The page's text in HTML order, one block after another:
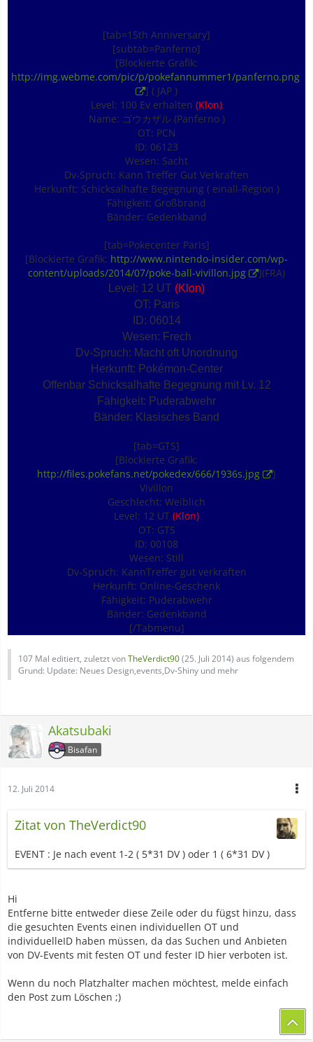
[tab=15th Anniversary]
[subtab=Panferno]
[Blockierte Grafik:
http://img.webme.com/pic/p/pokefannummer1/panferno.png
] ( JAP )
Level: 100 Ev erhalten (Klon)
Name: ゴウカザル (Panferno )
OT: PCN
ID: 06123
Wesen: Sacht
Dv-Spruch: Kann Treffer Gut Verkraften
Herkunft: Schicksalhafte Begegnung ( einall-Region )
Fähigkeit: Großbrand
Bänder: Gedenkband
[tab=Pokecenter Paris]
[Blockierte Grafik: http://www.nintendo-insider.com/wp-
content/uploads/2014/07/poke-ball-vivillon.jpg
](FRA)
Level: 12 UT (Klon)
OT: Paris
ID: 06014
Wesen: Frech
Dv-Spruch: Macht oft Unordnung
Herkunft: Pokémon-Center
Offenbar Schicksalhafte Begegnung mit Lv. 12
Fähigkeit: Puderabwehr
Bänder: Klasisches Band
[tab=GTS]
[Blockierte Grafik:
http://files.pokefans.net/pokedex/666/1936s.jpg
]
Vivillon
Geschlecht: Weiblich
Level: 12 UT (Klon)
OT: GTS
ID: 00108
Wesen: Still
Dv-Spruch: KannTreffer gut verkraften
Herkunft: Online-Geschenk
Fähigkeit: Puderabwehr
Bänder: Gedenkband
[/Tabmenu]
107 Mal editiert, zuletzt vonTheVerdict90(25. Juli 2014) aus folgendem
Grund: Update: Neues Design,events,Dv-Shiny und mehr
Akatsubaki
Bisafan
12. Juli 2014
Zitat von TheVerdict90
EVENT : Je nach event 1-2 ( 5*31 DV ) oder 1 ( 6*31 DV )
Hi
Entferne bitte entweder diese Zeile oder du fügst hinzu, dass
die gesuchten Events einen individuellen OT und
individuelleID haben müssen, da das Suchen und Anbieten
von DV-Events mit festen OT und fester ID hier verboten ist.
Wenn du noch Platzhalter machen möchtest, melde einfach
den Post zum Löschen ;)